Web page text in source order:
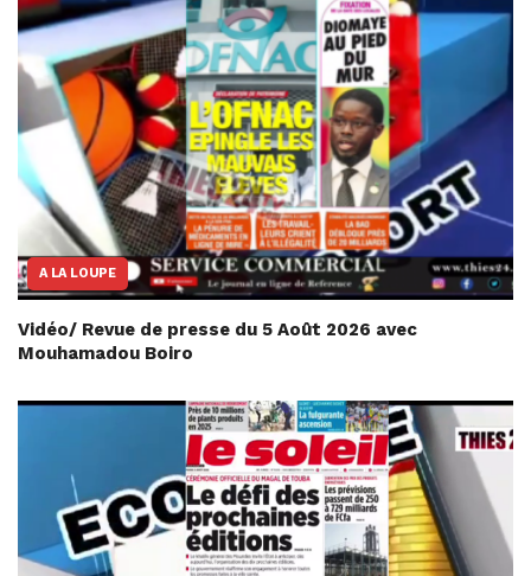
A LA LOUPE
Vidéo/ Revue de presse du 5 Août 2026 avec
Mouhamadou Boiro